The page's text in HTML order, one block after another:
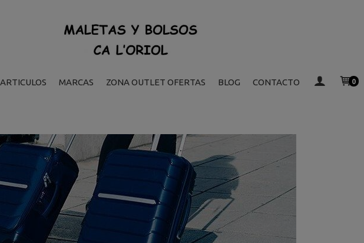
ARTICULOS MARCAS ZONA OUTLET OFERTAS BLOG CONTACTO 0